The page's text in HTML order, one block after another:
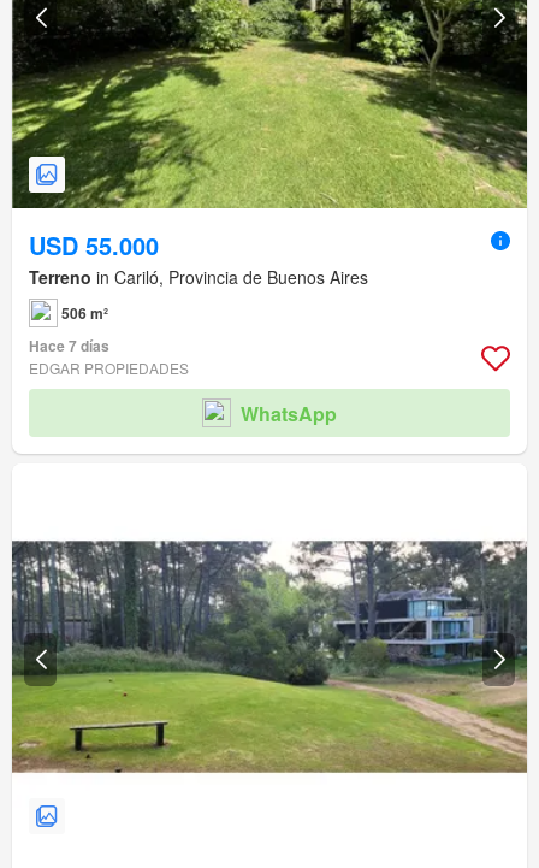
USD 55.000
Terreno in Cariló, Provincia de Buenos Aires
506 m²
Hace 7 días
EDGAR PROPIEDADES
WhatsApp